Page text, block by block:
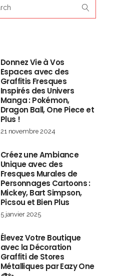
Donnez Vie à Vos
Espaces avec des
Graffitis Fresques
Inspirés des Univers
Manga : Pokémon,
Dragon Ball, One Piece et
Plus !
21 novembre 2024
Créez une Ambiance
Unique avec des
Fresques Murales de
Personnages Cartoons :
Mickey, Bart Simpson,
Picsou et Bien Plus
5 janvier 2025
Élevez Votre Boutique
avec la Décoration
Graffiti de Stores
Métalliques par Eazy One